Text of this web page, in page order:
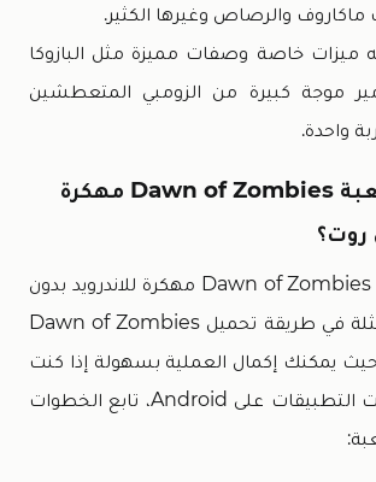
والرصاص وغيرها الكثير.
ميزات خاصة وصفات مميزة مثل البازوكا
موجة كبيرة من الزومبي المتعطشين
واحدة.
كيفية تنزيل لعبة Dawn of Zombies مهكرة
روت؟
كيفية تنزيل لعبة Dawn of Zombies مهكرة للاندرويد بدون
روت؟ الإجابة متمثلة في طريقة تحميل Dawn of Zombies
حيث يمكنك إكمال العملية بسهولة إذا كنت
تعرف كيفية تثبيت التطبيقات على Android، تابع الخطوات